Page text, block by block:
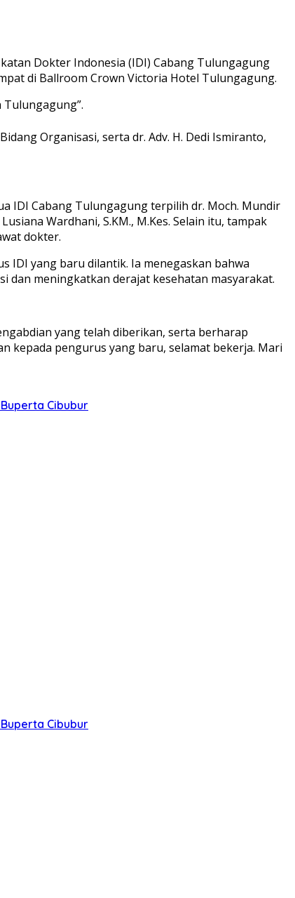
Dokter Indonesia (IDI) Cabang Tulungagung
di Ballroom Crown Victoria Hotel Tulungagung.
Organisasi, serta dr. Adv. H. Dedi Ismiranto,
IDI Cabang Tulungagung terpilih dr. Moch. Mundir
Wardhani, S.KM., M.Kes. Selain itu, tampak
dokter.
IDI yang baru dilantik. Ia menegaskan bahwa
dan meningkatkan derajat kesehatan masyarakat.
yang telah diberikan, serta berharap
kepada pengurus yang baru, selamat bekerja. Mari
Cibubur
Cibubur